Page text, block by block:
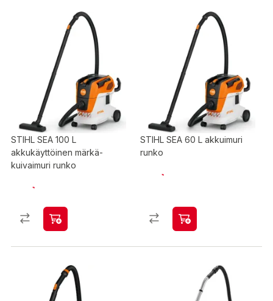
STIHL SEA 100 L
akkukäyttöinen märkä-
kuivaimuri runko
STIHL SEA 60 L akkuimuri
runko